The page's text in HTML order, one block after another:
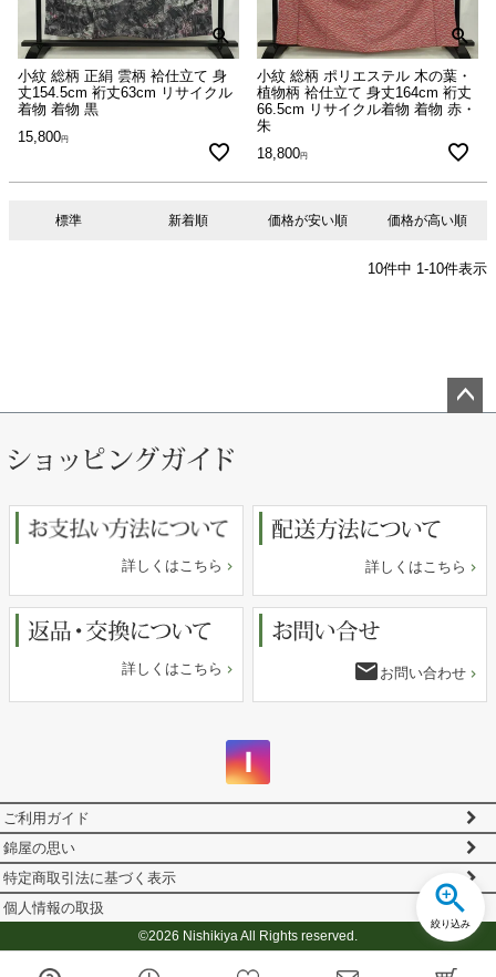
小紋 総柄 正絹 雲柄 袷仕立て 身
丈154.5cm 裄丈63cm リサイクル
着物 着物 黒
15,800
小紋 総柄 ポリエステル 木の葉・
植物柄 袷仕立て 身丈164cm 裄丈
66.5cm リサイクル着物 着物 赤・
朱
18,800
標準 新着順 価格が安い順 価格が高い順
10件中 1 -10件表示
絞り込み
詳しくはこちら 詳しくはこちら
詳しくはこちら email お問い合わせ
ご利用ガイド
錦屋の思い
特定商取引法に基づく表示
個人情報の取扱
©2026 Nishikiya All Rights reserved.